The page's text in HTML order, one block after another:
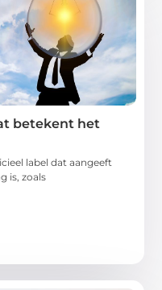
betekent het
label dat aangeeft
is, zoals